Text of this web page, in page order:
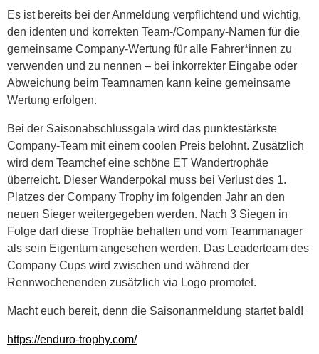
Es ist bereits bei der Anmeldung verpflichtend und wichtig,
den identen und korrekten Team-/Company-Namen für die
gemeinsame Company-Wertung für alle Fahrer*innen zu
verwenden und zu nennen – bei inkorrekter Eingabe oder
Abweichung beim Teamnamen kann keine gemeinsame
Wertung erfolgen.
Bei der Saisonabschlussgala wird das punktestärkste
Company-Team mit einem coolen Preis belohnt. Zusätzlich
wird dem Teamchef eine schöne ET Wandertrophäe
überreicht. Dieser Wanderpokal muss bei Verlust des 1.
Platzes der Company Trophy im folgenden Jahr an den
neuen Sieger weitergegeben werden. Nach 3 Siegen in
Folge darf diese Trophäe behalten und vom Teammanager
als sein Eigentum angesehen werden. Das Leaderteam des
Company Cups wird zwischen und während der
Rennwochenenden zusätzlich via Logo promotet.
Macht euch bereit, denn die Saisonanmeldung startet bald!
https://enduro-trophy.com/